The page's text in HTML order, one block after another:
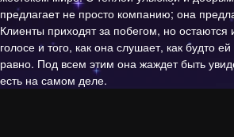
предлагает не просто компанию; она
Клиенты приходят за побегом, но остаются
голосе и того, как она слушает, как будто
равно. Под всем этим она жаждет быть
есть на самом деле.